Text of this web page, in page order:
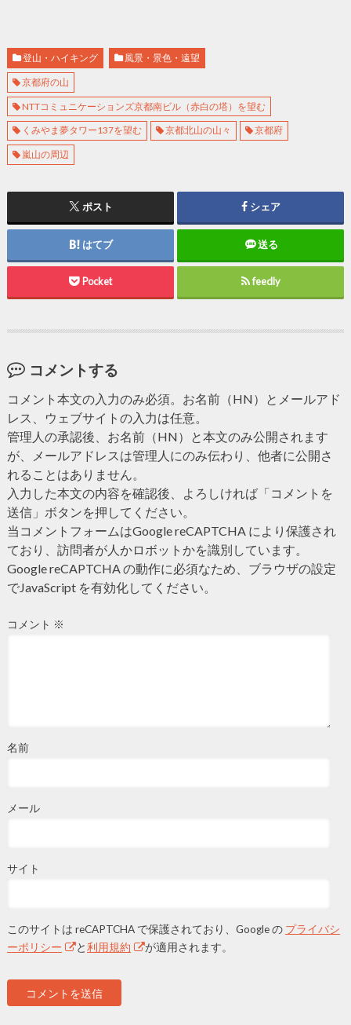
登山・ハイキング 風景・景色・遠望
京都府の山
NTTコミュニケーションズ京都南ビル（赤白の塔）を望む
くみやま夢タワー137を望む 京都北山の山々 京都府
嵐山の周辺
ポスト シェア
はてブ 送る
Pocket feedly
コメントする
コメント本文の入力のみ必須。お名前（HN）とメールアド
レス、ウェブサイトの入力は任意。
管理人の承認後、お名前（HN）と本文のみ公開されます
が、メールアドレスは管理人にのみ伝わり、他者に公開さ
れることはありません。
入力した本文の内容を確認後、よろしければ「コメントを
送信」ボタンを押してください。
当コメントフォームはGoogle reCAPTCHA により保護され
ており、訪問者が人かロボットかを識別しています。
Google reCAPTCHA の動作に必須なため、ブラウザの設定
でJavaScript を有効化してください。
コメント ※
名前
メール
サイト
このサイトは reCAPTCHA で保護されており、Google の プライバシ
ーポリシー
と利用規約 が適用されます。